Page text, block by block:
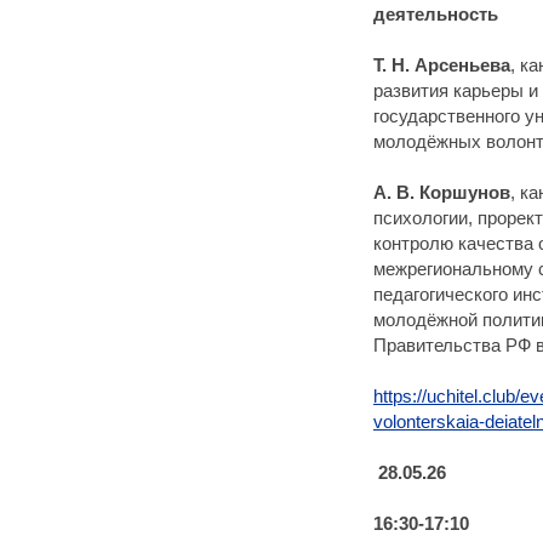
деятельность
Т. Н. Арсеньева,
развития карьеры
государственного
молодёжных
А. В. Коршунов,
психологии,
контролю
межрегиональному
педагогического
молодёжной
Правительства РФ
https://uchitel.club/
volonterskaia-
28.05.26
16:30-17:10